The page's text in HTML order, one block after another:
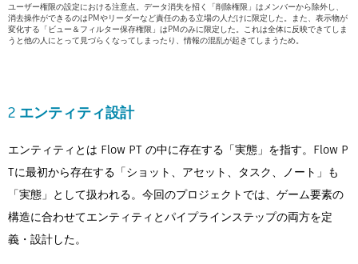
ユーザー権限の設定における注意点。データ消失を招く「削除権限」はメンバーから除外し、
消去操作ができるのはPMやリーダーなど責任のある立場の人だけに限定した。また、表示物が
変化する「ビュー＆フィルター保存権限」はPMのみに限定した。これは全体に反映できてしま
うと他の人にとって見づらくなってしまったり、情報の混乱が起きてしまうため。
2 エンティティ設計
エンティティとは Flow PT の中に存在する「実態」を指す。Flow P
Tに最初から存在する「ショット、アセット、タスク、ノート」も
「実態」として扱われる。今回のプロジェクトでは、ゲーム要素の
構造に合わせてエンティティとパイプラインステップの両方を定
義・設計した。